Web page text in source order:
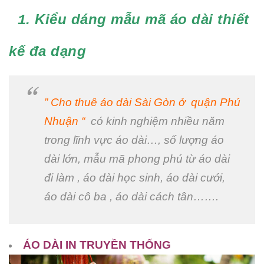
1. Kiểu dáng mẫu mã áo dài thiết
kế đa dạng
” Cho thuê áo dài Sài Gòn ở quận Phú
Nhuận “có kinh nghiệm nhiều năm
trong lĩnh vực áo dài…, số lượng áo
dài lớn, mẫu mã phong phú từ áo dài
đi làm , áo dài học sinh, áo dài cưới,
áo dài cô ba , áo dài cách tân…….
ÁO DÀI IN TRUYỀN THỐNG